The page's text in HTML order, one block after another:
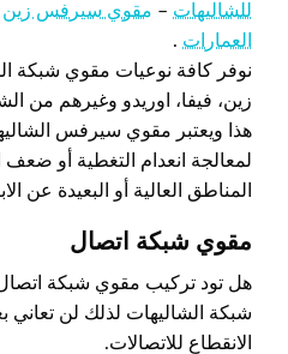
للشاليهات – مقوي سيرفس زين
العمارات .
نوفر كافة نوعيات مقوي شبكة
زين، فيفا، اوريدو وغيرهم من
هذا ويعتبر مقوي سيرفس
لمعالجة انعدام التغطية أو ضعف
المناطق العالية أو البعيدة عن
مقوي شبكة اتصال
هل تود تركيب مقوي شبكة
شبكة الشاليهات لذلك لن تعاني
الانقطاع للاتصالات.